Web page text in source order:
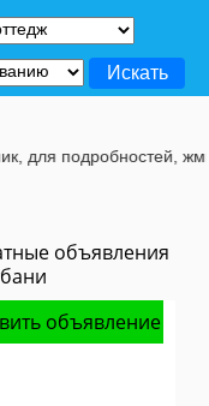
объявления
объявление
подробностей, жмите